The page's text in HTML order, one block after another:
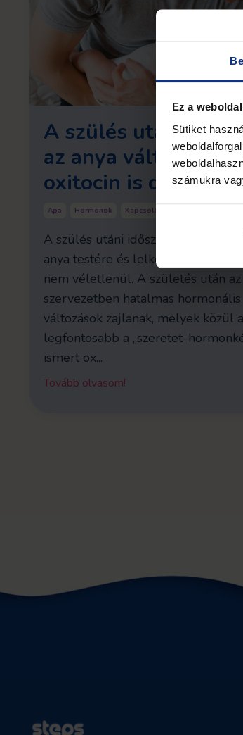
Ez a
Sütiket
számukra
A szülés után nem
az anya változik, az
oxitocin is dolgozik!
Apa Hormonok Kapcsolódás
A szülés utáni időszakot
anya testére és lelkére
nem véletlenül. A születés után az
szervezetben hatalmas hormonális
változások zajlanak, melyek közül
legfontosabb a „szeretet-
ismert ox...
Tovább olvasom!